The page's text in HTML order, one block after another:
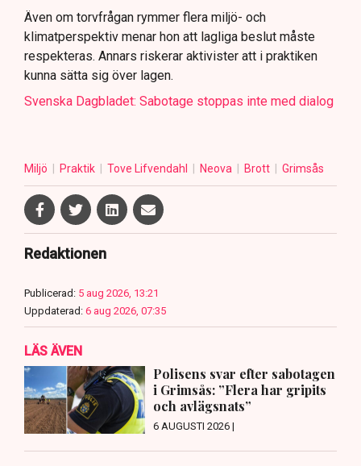
Även om torvfrågan rymmer flera miljö- och
klimatperspektiv menar hon att lagliga beslut måste
respekteras. Annars riskerar aktivister att i praktiken
kunna sätta sig över lagen.
Svenska Dagbladet: Sabotage stoppas inte med dialog
Miljö Praktik Tove Lifvendahl Neova Brott Grimsås
Redaktionen
Publicerad: 5 aug 2026, 13:21
Uppdaterad: 6 aug 2026, 07:35
LÄS ÄVEN
Polisens svar efter sabotagen
i Grimsås: ”Flera har gripits
och avlägsnats”
6 AUGUSTI 2026 |